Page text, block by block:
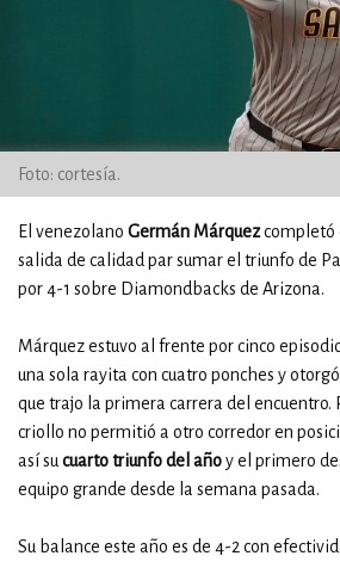
Foto: cortesía.
El venezolano Germán Márquezcompletó
salida de calidad par sumar el triunfo de
por 4-1 sobre Diamondbacks de Arizona.
Márquez estuvo al frente por cinco
una sola rayita con cuatro ponches y
que trajo la primera carrera del encuentro.
criollo no permitió a otro corredor en
así su cuarto triunfo del añoy el primero
equipo grande desde la semana pasada.
Su balance este año es de 4-2 con